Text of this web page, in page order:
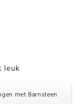
leuk
met Barnsteen